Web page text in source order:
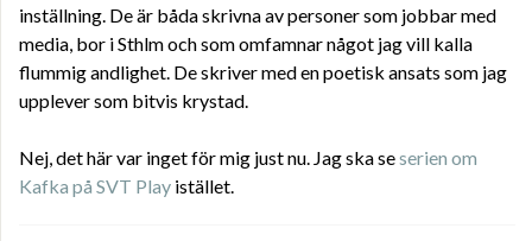
inställning. De är båda skrivna av personer som jobbar med
media, bor i Sthlm och som omfamnar något jag vill kalla
flummig andlighet. De skriver med en poetisk ansats som jag
upplever som bitvis krystad.
Nej, det här var inget för mig just nu. Jag ska seserien om
Kafka på SVT Play istället.